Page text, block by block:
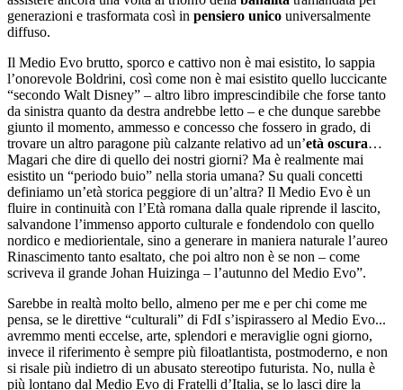
generazioni e trasformata così in pensiero unico universalmente
diffuso.
Il Medio Evo brutto, sporco e cattivo non è mai esistito, lo sappia
l’onorevole Boldrini, così come non è mai esistito quello luccicante
“secondo Walt Disney” – altro libro imprescindibile che forse tanto
da sinistra quanto da destra andrebbe letto – e che dunque sarebbe
giunto il momento, ammesso e concesso che fossero in grado, di
trovare un altro paragone più calzante relativo ad un’età oscura…
Magari che dire di quello dei nostri giorni? Ma è realmente mai
esistito un “periodo buio” nella storia umana? Su quali concetti
definiamo un’età storica peggiore di un’altra? Il Medio Evo è un
fluire in continuità con l’Età romana dalla quale riprende il lascito,
salvandone l’immenso apporto culturale e fondendolo con quello
nordico e mediorientale, sino a generare in maniera naturale l’aureo
Rinascimento tanto esaltato, che poi altro non è se non – come
scriveva il grande Johan Huizinga – l’autunno del Medio Evo”.
Sarebbe in realtà molto bello, almeno per me e per chi come me
pensa, se le direttive “culturali” di FdI s’ispirassero al Medio Evo...
avremmo menti eccelse, arte, splendori e meraviglie ogni giorno,
invece il riferimento è sempre più filoatlantista, postmoderno, e non
si risale più indietro di un abusato stereotipo futurista. No, nulla è
più lontano dal Medio Evo di Fratelli d’Italia, se lo lasci dire la